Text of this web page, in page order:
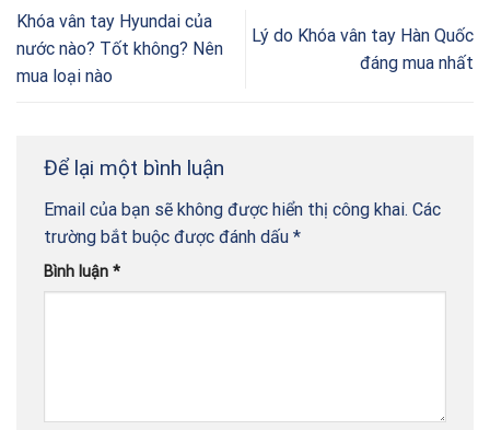
Khóa vân tay Hyundai của
nước nào? Tốt không? Nên
mua loại nào
Lý do Khóa vân tay Hàn Quốc
đáng mua nhất
Để lại một bình luận
Email của bạn sẽ không được hiển thị công khai. Các
trường bắt buộc được đánh dấu *
Bình luận *